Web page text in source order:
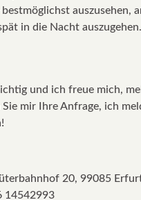
bestmöglichst auszusehen,
in die Nacht auszugehen.
und ich freue mich,
mir Ihre Anfrage, ich
20, 99085
14542993